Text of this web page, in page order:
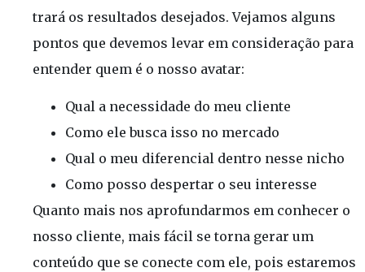
trará os resultados desejados. Vejamos alguns
pontos que devemos levar em consideração para
entender quem é o nosso avatar:
Qual a necessidade do meu cliente
Como ele busca isso no mercado
Qual o meu diferencial dentro nesse nicho
Como posso despertar o seu interesse
Quanto mais nos aprofundarmos em conhecer o
nosso cliente, mais fácil se torna gerar um
conteúdo que se conecte com ele, pois estaremos